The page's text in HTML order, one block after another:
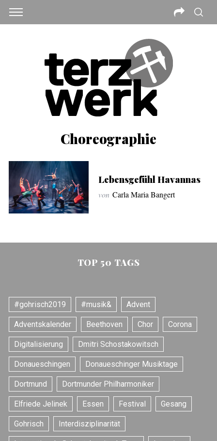
Choreographie
Lebensgefühl Havannas
von Carla Maria Bangert
TOP 50 TAGS
#gohrisch2019 #musik& Advent
Adventskalender Beethoven Chor Corona
Digitalisierung Dmitri Schostakowitsch
Donaueschingen Donaueschinger Musiktage
Dortmund Dortmunder Philharmoniker
Elfriede Jelinek Essen Festival Gesang
Gohrisch Interdisziplinarität